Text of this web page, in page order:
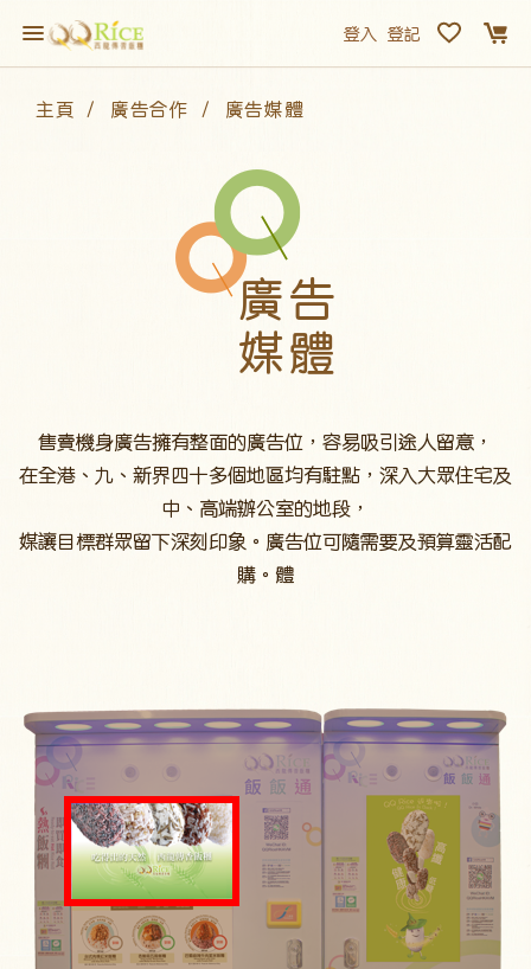
登入 登記
主頁 廣告合作 廣告媒體
廣告
媒體
售賣機身廣告擁有整面的廣告位，容易吸引途人留意，
在全港、九、新界四十多個地區均有駐點，深入大眾住宅及
中、高端辦公室的地段，
媒讓目標群眾留下深刻印象。廣告位可隨需要及預算靈活配
購。體